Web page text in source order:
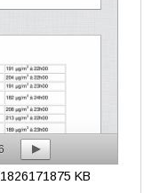
KB